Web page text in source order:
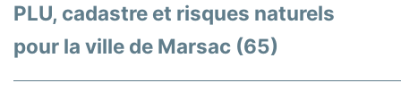
PLU, cadastre et risques naturels
pour la ville de Marsac (65)